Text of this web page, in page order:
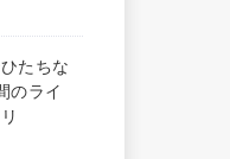
たちな
のライ